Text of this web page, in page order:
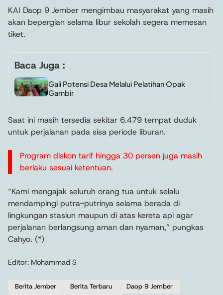
KAI Daop 9 Jember mengimbau masyarakat yang masih
akan bepergian selama libur sekolah segera memesan
tiket.
Baca Juga :
Gali Potensi Desa Melalui Pelatihan Opak
Gambir
Saat ini masih tersedia sekitar 6.479 tempat duduk
untuk perjalanan pada sisa periode liburan.
Program diskon tarif hingga 30 persen juga masih
berlaku sesuai ketentuan.
“Kami mengajak seluruh orang tua untuk selalu
mendampingi putra-putrinya selama berada di
lingkungan stasiun maupun di atas kereta api agar
perjalanan berlangsung aman dan nyaman,” pungkas
Cahyo. (*)
Editor: Mohammad S
Berita Jember Berita Terbaru
Daop 9 Jember